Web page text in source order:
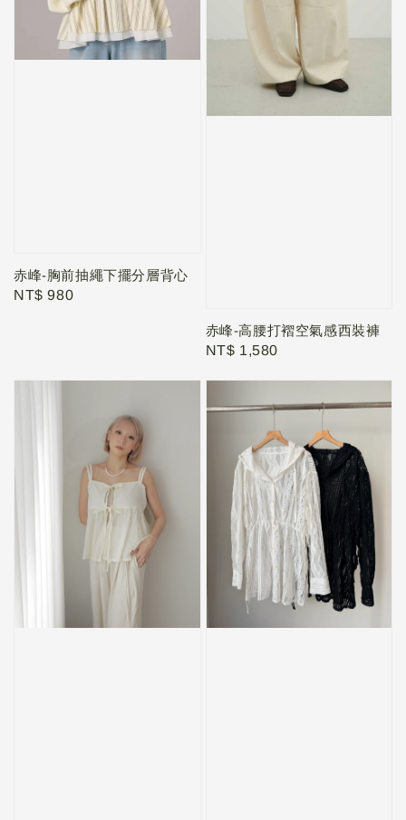
赤峰-胸前抽繩下擺分層背心
Regular
NT$ 980
赤峰-高腰打褶空氣感西裝褲
Regular
NT$ 1,580